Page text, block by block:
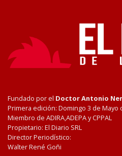
Fundado por el Doctor Antonio
Primera edición: Domingo 3 de Mayo
Miembro de ADIRA,ADEPA y CPPAL
Propietario: El Diario SRL
Director Periodístico:
Walter René Goñi